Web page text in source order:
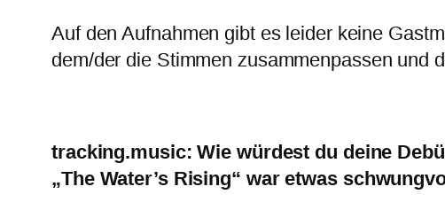
Auf den Aufnahmen gibt es leider keine
dem/der die Stimmen zusammenpassen und
tracking.music: Wie würdest du deine
„The Water’s Rising“ war etwas